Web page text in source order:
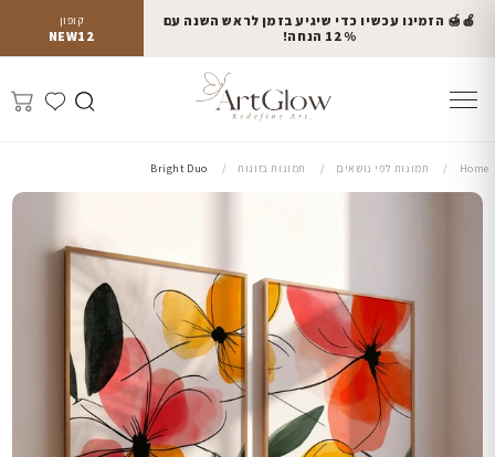
קופון
NEW12
🍎🍯 הזמינו עכשיו כדי שיגיע בזמן לראש השנה עם
12% הנחה!
Home תמונות לפי נושאים תמונות בזוגות Bright Duo